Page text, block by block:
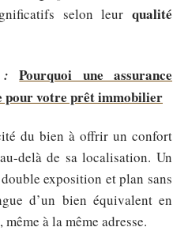
selon leur qualité
: Pourquoi une assurance
pour votre prêt immobilier
du bien à offrir un confort
delà de sa localisation. Un
exposition et plan sans
d’un bien équivalent en
à la même adresse.